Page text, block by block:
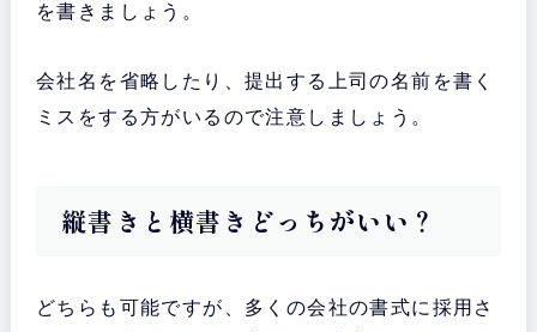
を書きましょう。
会社名を省略したり、提出する上司の名前を書く
ミスをする方がいるので注意しましょう。
縦書きと横書きどっちがいい？
どちらも可能ですが、多くの会社の書式に採用さ